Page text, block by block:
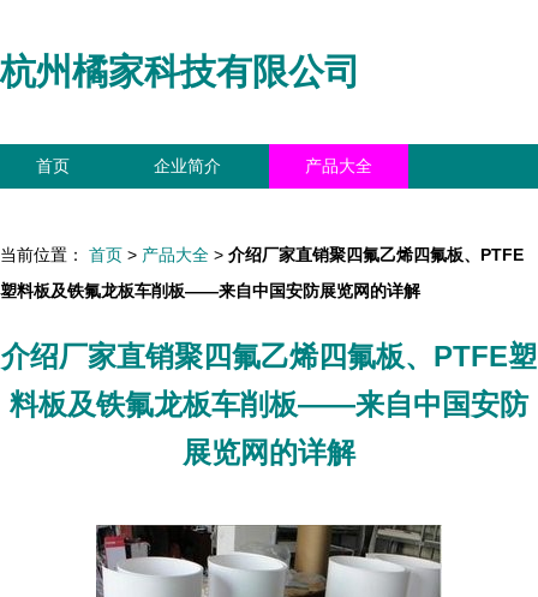
杭州橘家科技有限公司
首页 企业简介 产品大全
当前位置： 首页 > 产品大全 > 介绍厂家直销聚四氟乙烯四氟板、PTFE
塑料板及铁氟龙板车削板——来自中国安防展览网的详解
介绍厂家直销聚四氟乙烯四氟板、PTFE塑
料板及铁氟龙板车削板——来自中国安防
展览网的详解